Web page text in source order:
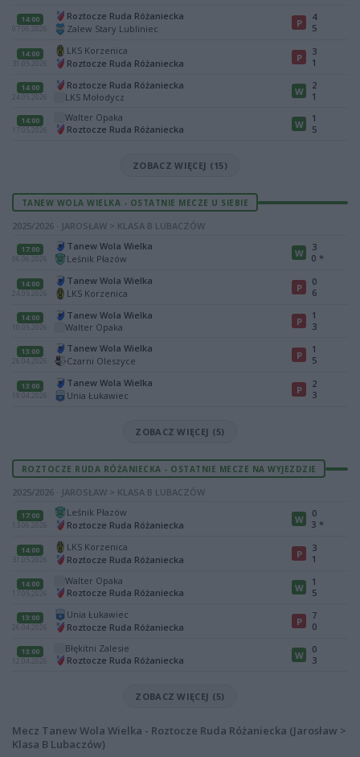
14:00
07.06.2026
Roztocze Ruda Różaniecka
Zalew Stary Lubliniec
P
4
5
14:00
31.05.2026
LKS Korzenica
Roztocze Ruda Różaniecka
P
3
1
14:00
24.05.2026
Roztocze Ruda Różaniecka
LKS Mołodycz
W
2
1
14:00
17.05.2026
Walter Opaka
Roztocze Ruda Różaniecka
W
1
5
ZOBACZ WIĘCEJ (15)
TANEW WOLA WIELKA - OSTATNIE MECZE U SIEBIE
2025/2026 · JAROSŁAW > KLASA B LUBACZÓW
17:00
06.06.2026
Tanew Wola Wielka
Leśnik Płazów
W
3
0 *
14:00
24.05.2026
Tanew Wola Wielka
LKS Korzenica
P
0
6
14:00
10.05.2026
Tanew Wola Wielka
Walter Opaka
P
1
3
13:00
26.04.2026
Tanew Wola Wielka
Czarni Oleszyce
P
1
5
13:00
19.04.2026
Tanew Wola Wielka
Unia Łukawiec
P
2
3
ZOBACZ WIĘCEJ (5)
ROZTOCZE RUDA RÓŻANIECKA - OSTATNIE MECZE NA WYJEZDZIE
2025/2026 · JAROSŁAW > KLASA B LUBACZÓW
17:00
13.06.2026
Leśnik Płazów
Roztocze Ruda Różaniecka
W
0
3 *
14:00
31.05.2026
LKS Korzenica
Roztocze Ruda Różaniecka
P
3
1
14:00
17.05.2026
Walter Opaka
Roztocze Ruda Różaniecka
W
1
5
13:00
26.04.2026
Unia Łukawiec
Roztocze Ruda Różaniecka
P
7
0
13:00
12.04.2026
Błękitni Zalesie
Roztocze Ruda Różaniecka
W
0
3
ZOBACZ WIĘCEJ (5)
Mecz Tanew Wola Wielka - Roztocze Ruda Różaniecka (Jarosław >
Klasa B Lubaczów)